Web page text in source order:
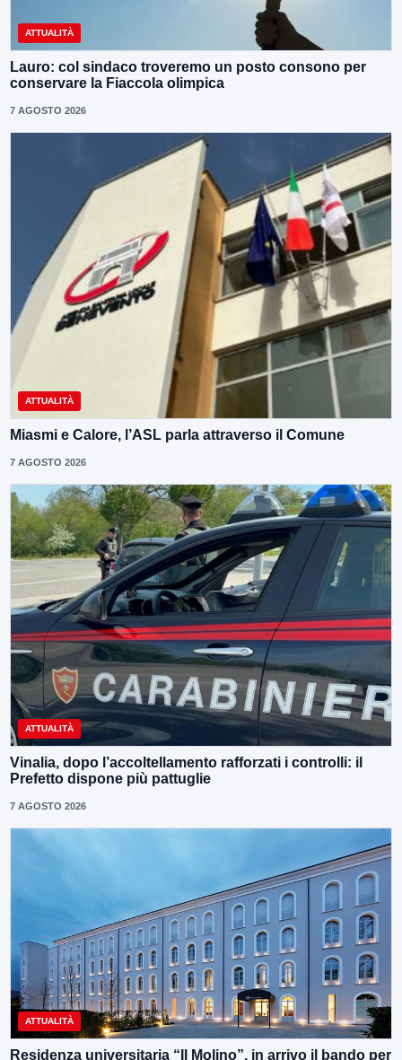
ATTUALITÀ
Lauro: col sindaco troveremo un posto consono per
conservare la Fiaccola olimpica
7 AGOSTO 2026
ATTUALITÀ
Miasmi e Calore, l’ASL parla attraverso il Comune
7 AGOSTO 2026
ATTUALITÀ
Vinalia, dopo l’accoltellamento rafforzati i controlli: il
Prefetto dispone più pattuglie
7 AGOSTO 2026
ATTUALITÀ
Residenza universitaria “Il Molino”, in arrivo il bando per